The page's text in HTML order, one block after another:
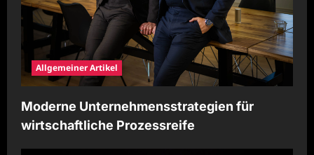
Allgemeiner Artikel
Moderne Unternehmensstrategien für
wirtschaftliche Prozessreife